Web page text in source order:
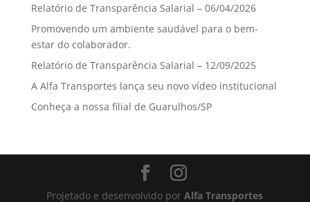
Relatório de Transparência Salarial – 06/04/2026
Promovendo um ambiente saudável para o bem-
estar do colaborador.
Relatório de Transparência Salarial – 12/09/2025
A Alfa Transportes lança seu novo vídeo institucional
Conheça a nossa filial de Guarulhos/SP
Projetado e desenvolvido porAlfa Transportes